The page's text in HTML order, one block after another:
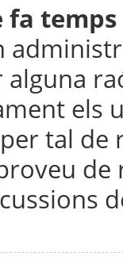
els
tal de